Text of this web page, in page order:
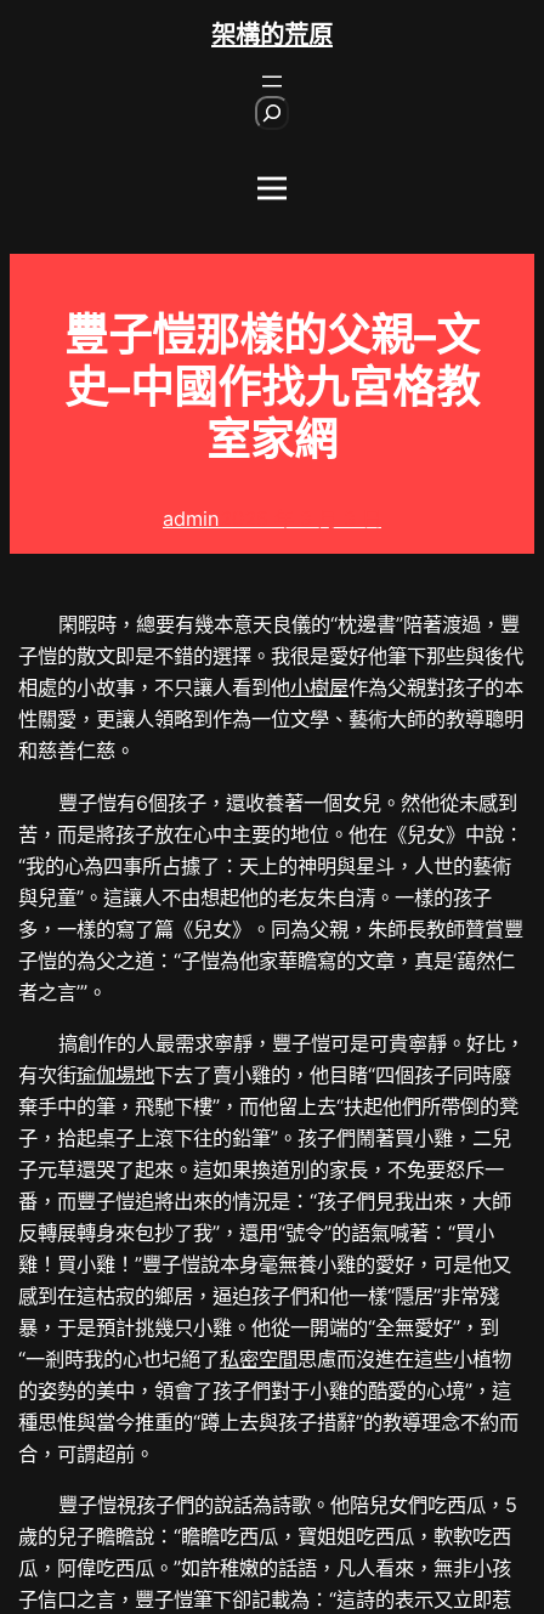
架構的荒原
豐子愷那樣的父親–文
史–中國作找九宮格教
室家網
admin
閑暇時，總要有幾本意天良儀的“枕邊書”陪著渡過，豐
子愷的散文即是不錯的選擇。我很是愛好他筆下那些與後代
相處的小故事，不只讓人看到他小樹屋作為父親對孩子的本
性關愛，更讓人領略到作為一位文學、藝術大師的教導聰明
和慈善仁慈。
豐子愷有6個孩子，還收養著一個女兒。然他從未感到
苦，而是將孩子放在心中主要的地位。他在《兒女》中說：
“我的心為四事所占據了：天上的神明與星斗，人世的藝術
與兒童”。這讓人不由想起他的老友朱自清。一樣的孩子
多，一樣的寫了篇《兒女》。同為父親，朱師長教師贊賞豐
子愷的為父之道：“子愷為他家華瞻寫的文章，真是‘藹然仁
者之言’”。
搞創作的人最需求寧靜，豐子愷可是可貴寧靜。好比，
有次街瑜伽場地下去了賣小雞的，他目睹“四個孩子同時廢
棄手中的筆，飛馳下樓”，而他留上去“扶起他們所帶倒的凳
子，拾起桌子上滾下往的鉛筆”。孩子們鬧著買小雞，二兒
子元草還哭了起來。這如果換道別的家長，不免要怒斥一
番，而豐子愷追將出來的情況是：“孩子們見我出來，大師
反轉展轉身來包抄了我”，還用“號令”的語氣喊著：“買小
雞！買小雞！”豐子愷說本身毫無養小雞的愛好，可是他又
感到在這枯寂的鄉居，逼迫孩子們和他一樣“隱居”非常殘
暴，于是預計挑幾只小雞。他從一開端的“全無愛好”，到
“一剎時我的心也圮絕了私密空間思慮而沒進在這些小植物
的姿勢的美中，領會了孩子們對于小雞的酷愛的心境”，這
種思惟與當今推重的“蹲上去與孩子措辭”的教導理念不約而
合，可謂超前。
豐子愷視孩子們的說話為詩歌。他陪兒女們吃西瓜，5
歲的兒子瞻瞻說：“瞻瞻吃西瓜，寶姐姐吃西瓜，軟軟吃西
瓜，阿偉吃西瓜。”如許稚嫩的話語，凡人看來，無非小孩
子信口之言，豐子愷筆下卻記載為：“這詩的表示又立即惹